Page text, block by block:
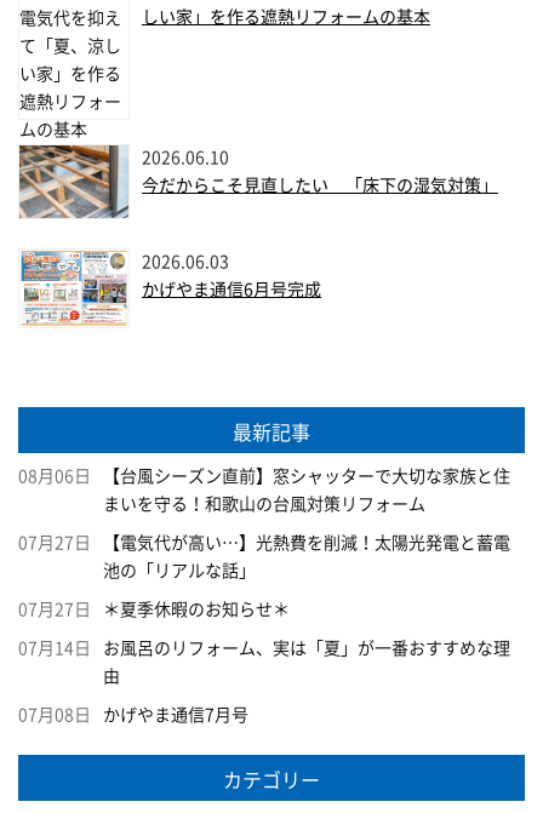
しい家」を作る遮熱リフォームの基本
2026.06.10
今だからこそ見直したい 「床下の湿気対策」
2026.06.03
かげやま通信6月号完成
最新記事
08月06日
【台風シーズン直前】窓シャッターで大切な家族と住
まいを守る！和歌山の台風対策リフォーム
07月27日
【電気代が高い…】光熱費を削減！太陽光発電と蓄電
池の「リアルな話」
07月27日 ＊夏季休暇のお知らせ＊
07月14日
お風呂のリフォーム、実は「夏」が一番おすすめな理
由
07月08日 かげやま通信7月号
カテゴリー